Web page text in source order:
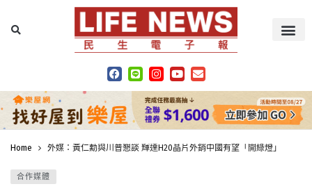
Home 外媒：黃仁勳與川普懇談 輝達H20晶片外銷中國有望「開綠燈」
合作媒體